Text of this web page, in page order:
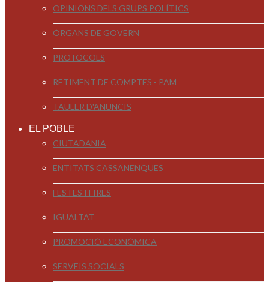
OPINIONS DELS GRUPS POLÍTICS
ÒRGANS DE GOVERN
PROTOCOLS
RETIMENT DE COMPTES - PAM
TAULER D'ANUNCIS
EL POBLE
CIUTADANIA
ENTITATS CASSANENQUES
FESTES I FIRES
IGUALTAT
PROMOCIÓ ECONÒMICA
SERVEIS SOCIALS